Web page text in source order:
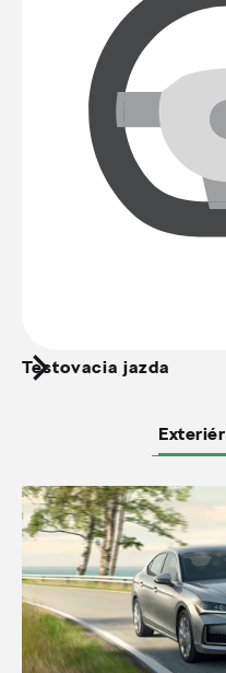
Testovacia jazda
Exteriér